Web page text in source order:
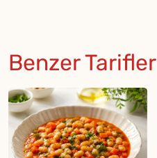
Benzer Tarifler